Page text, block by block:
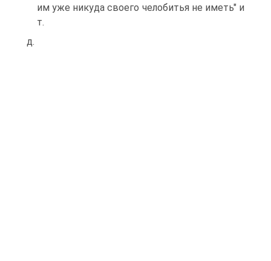
им уже никуда своего челобитья не иметь" и
т.
д.